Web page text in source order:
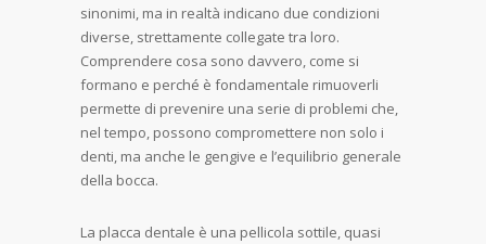
sinonimi, ma in realtà indicano due condizioni
diverse, strettamente collegate tra loro.
Comprendere cosa sono davvero, come si
formano e perché è fondamentale rimuoverli
permette di prevenire una serie di problemi che,
nel tempo, possono compromettere non solo i
denti, ma anche le gengive e l’equilibrio generale
della bocca.
La placca dentale è una pellicola sottile, quasi